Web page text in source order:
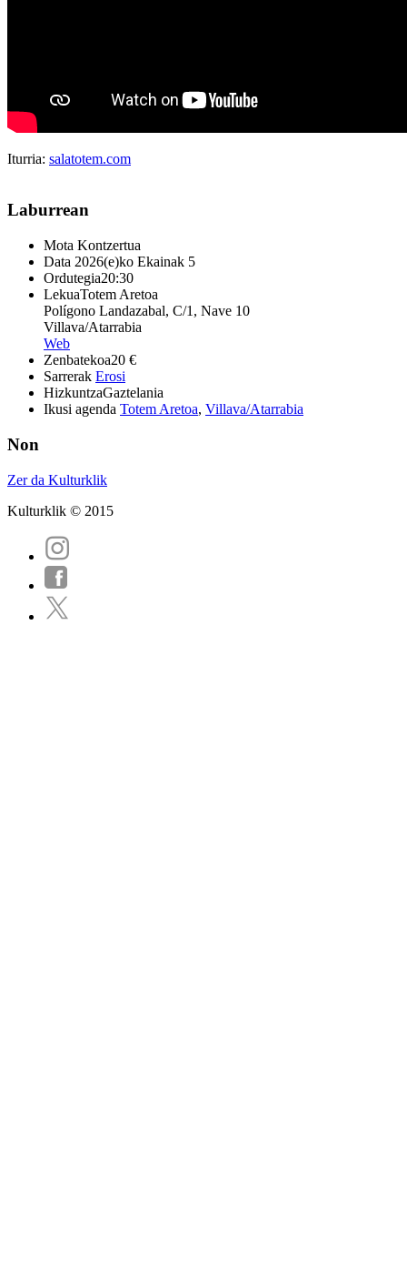
Iturria: salatotem.com
Laburrean
Mota Kontzertua
Data 2026(e)ko Ekainak 5
Ordutegia20:30
LekuaTotem Aretoa
Polígono Landazabal, C/1, Nave 10
Villava/Atarrabia
Web
Zenbatekoa20 €
Sarrerak Erosi
HizkuntzaGaztelania
Ikusi agenda Totem Aretoa, Villava/Atarrabia
Non
Zer da Kulturklik
Kulturklik © 2015